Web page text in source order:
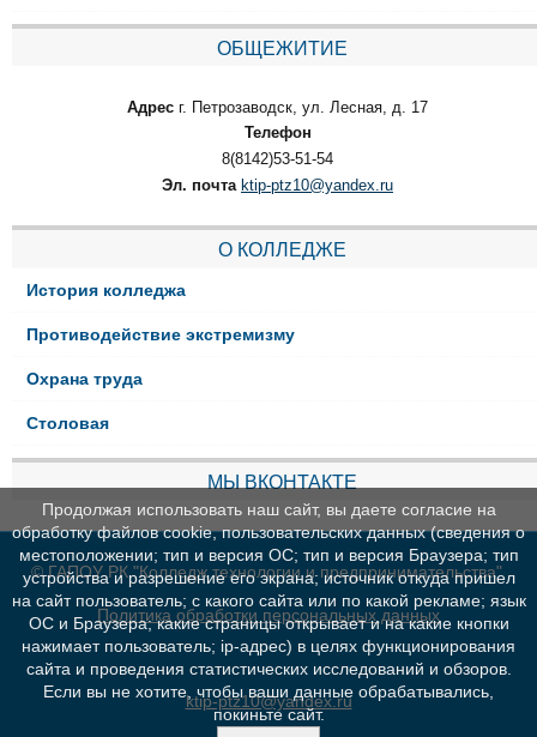
ОБЩЕЖИТИЕ
Адрес г. Петрозаводск, ул. Лесная, д. 17
Телефон
8(8142)53-51-54
Эл. почта ktip-ptz10@yandex.ru
О КОЛЛЕДЖЕ
История колледжа
Противодействие экстремизму
Охрана труда
Столовая
МЫ ВКОНТАКТЕ
© ГАПОУ РК "Колледж технологии и предпринимательства"
Политика обработки персональных данных
ktip-ptz10@yandex.ru
Продолжая использовать наш сайт, вы даете согласие на
обработку файлов cookie, пользовательских данных (сведения о
местоположении; тип и версия ОС; тип и версия Браузера; тип
устройства и разрешение его экрана; источник откуда пришел
на сайт пользователь; с какого сайта или по какой рекламе; язык
ОС и Браузера; какие страницы открывает и на какие кнопки
нажимает пользователь; ip-адрес) в целях функционирования
сайта и проведения статистических исследований и обзоров.
Если вы не хотите, чтобы ваши данные обрабатывались,
покиньте сайт.